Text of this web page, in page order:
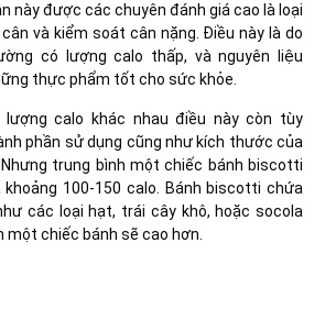
này được các chuyên đánh giá cao là loại
và kiểm soát cân nặng. Điều này là do
có lượng calo thấp, và nguyên liệu
thực phẩm tốt cho sức khỏe.
calo khác nhau điều này còn tùy
phần sử dụng cũng như kích thước của
trung bình một chiếc bánh biscotti
khoảng 100-150 calo. Bánh biscotti chứa
các loại hạt, trái cây khô, hoặc socola
chiếc bánh sẽ cao hơn.